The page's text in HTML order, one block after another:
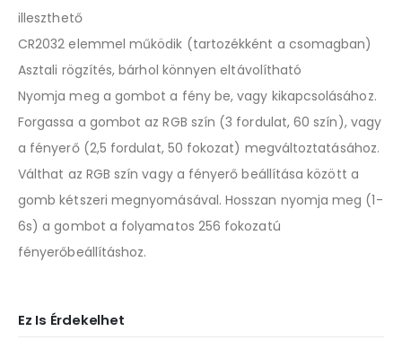
illeszthető
CR2032 elemmel működik (tartozékként a csomagban)
Asztali rögzítés, bárhol könnyen eltávolítható
Nyomja meg a gombot a fény be, vagy kikapcsolásához.
Forgassa a gombot az RGB szín (3 fordulat, 60 szín), vagy
a fényerő (2,5 fordulat, 50 fokozat) megváltoztatásához.
Válthat az RGB szín vagy a fényerő beállítása között a
gomb kétszeri megnyomásával. Hosszan nyomja meg (1-
6s) a gombot a folyamatos 256 fokozatú
fényerőbeállításhoz.
Ez Is Érdekelhet